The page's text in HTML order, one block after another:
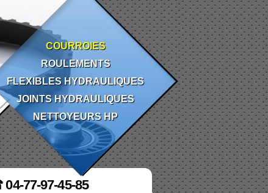
77-97-45-85
COURROIES
ROULEMENTS
FLEXIBLES HYDRAULIQUES
JOINTS HYDRAULIQUES
NETTOYEURS HP